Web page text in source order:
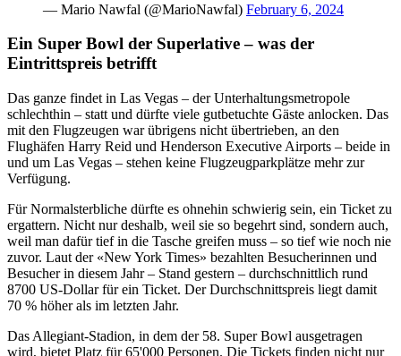
— Mario Nawfal (@MarioNawfal) February 6, 2024
Ein Super Bowl der Superlative – was der
Eintrittspreis betrifft
Das ganze findet in Las Vegas – der Unterhaltungsmetropole
schlechthin – statt und dürfte viele gutbetuchte Gäste anlocken. Das
mit den Flugzeugen war übrigens nicht übertrieben, an den
Flughäfen Harry Reid und Henderson Executive Airports – beide in
und um Las Vegas – stehen keine Flugzeugparkplätze mehr zur
Verfügung.
Für Normalsterbliche dürfte es ohnehin schwierig sein, ein Ticket zu
ergattern. Nicht nur deshalb, weil sie so begehrt sind, sondern auch,
weil man dafür tief in die Tasche greifen muss – so tief wie noch nie
zuvor. Laut der «New York Times» bezahlten Besucherinnen und
Besucher in diesem Jahr – Stand gestern – durchschnittlich rund
8700 US-Dollar für ein Ticket. Der Durchschnittspreis liegt damit
70 % höher als im letzten Jahr.
Das Allegiant-Stadion, in dem der 58. Super Bowl ausgetragen
wird, bietet Platz für 65'000 Personen. Die Tickets finden nicht nur